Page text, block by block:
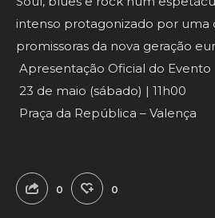
intenso protagonizado por uma
promissoras da nova geração
Apresentação Oficial do Evento
23 de maio (sábado) | 11h00
Praça da República – Valença
0 0